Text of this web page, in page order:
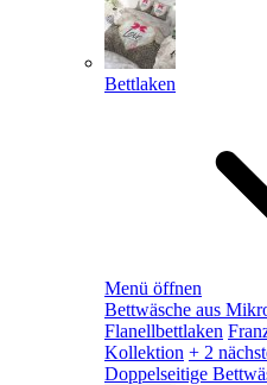
Bettlaken
Menü öffnen
Bettwäsche aus
Flanellbettlaken
Kollektion + 2
Doppelseitige